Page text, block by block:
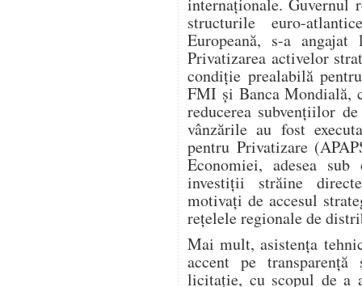
internaționale. Guvernul
structurile euro-
Europeană, s-a
Privatizarea activelor
condiție prealabilă
FMI și Banca Mondială,
reducerea subvențiilor
vânzările au fost
pentru Privatizare
Economiei, adesea
investiții străine
motivați de accesul
rețelele regionale de
Mai mult, asistența
accent pe
licitație, cu scopul de a